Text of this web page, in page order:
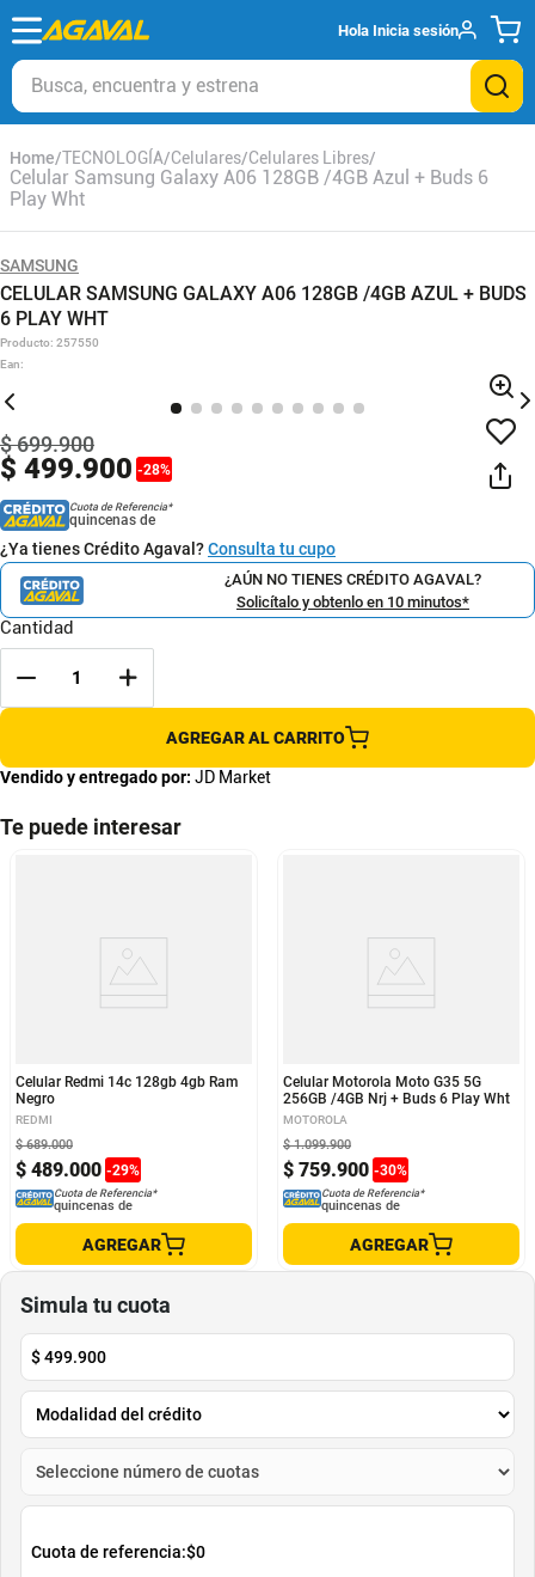
Hola Inicia sesión
Busca, encuentra y estrena
TECNOLOGÍA Celulares Celulares Libres
Celular Samsung Galaxy A06 128GB /4GB Azul + Buds 6
Play Wht
SAMSUNG
CELULAR SAMSUNG GALAXY A06 128GB /4GB AZUL + BUDS
6 PLAY WHT
Producto: 257550
Ean:
$ 499.900 -28%
$699.900
Cuota de Referencia*
quincenas de
¿Ya tienes Crédito Agaval?Consulta tu cupo
¿AÚN NO TIENES CRÉDITO AGAVAL?
Solicítalo y obtenlo en 10 minutos*
Cantidad
AGREGAR AL CARRITO
Vendido y entregado por: JD Market
Te puede interesar
Celular Redmi 14c 128gb 4gb Ram
Negro
REDMI
$ 489.000 -29%
$ 689.000
Cuota de Referencia*
quincenas de
AGREGAR
Celular Motorola Moto G35 5G
256GB /4GB Nrj + Buds 6 Play Wht
MOTOROLA
$ 759.900 -30%
$ 1.099.900
Cuota de Referencia*
quincenas de
AGREGAR
Simula tu cuota
$499.900
Cuota de referencia:$0